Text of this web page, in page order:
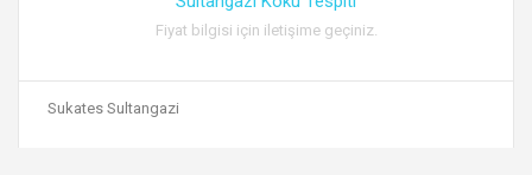
Fiyat bilgisi için iletişime geçiniz.
Sukates Sultangazi